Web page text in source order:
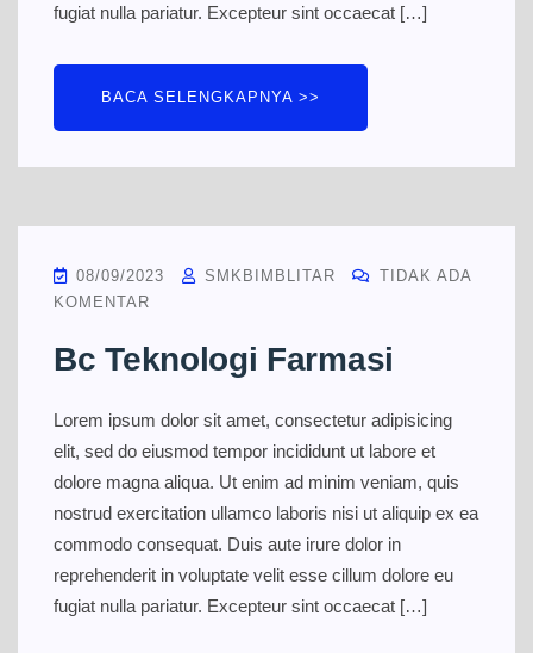
fugiat nulla pariatur. Excepteur sint occaecat […]
BACA SELENGKAPNYA >>
08/09/2023 SMKBIMBLITAR
TIDAK ADA
KOMENTAR
Bc Teknologi Farmasi
Lorem ipsum dolor sit amet, consectetur adipisicing
elit, sed do eiusmod tempor incididunt ut labore et
dolore magna aliqua. Ut enim ad minim veniam, quis
nostrud exercitation ullamco laboris nisi ut aliquip ex ea
commodo consequat. Duis aute irure dolor in
reprehenderit in voluptate velit esse cillum dolore eu
fugiat nulla pariatur. Excepteur sint occaecat […]